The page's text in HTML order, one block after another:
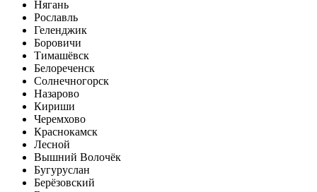
Нягань
Рославль
Геленджик
Боровичи
Тимашёвск
Белореченск
Солнечногорск
Назарово
Кириши
Черемхово
Краснокамск
Лесной
Вышний Волочёк
Бугуруслан
Берёзовский